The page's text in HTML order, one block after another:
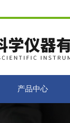
产品中心